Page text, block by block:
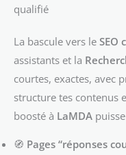
qualifié
La bascule vers le SEO
assistants et la
courtes, exactes, avec
structure tes contenus
boosté à LaMDA
🧭 Pages “réponses